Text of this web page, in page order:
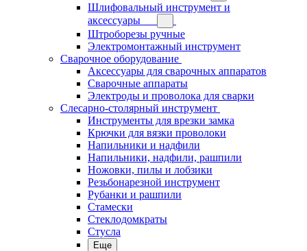
Шлифовальный инструмент и
аксессуары
Штроборезы ручные
Электромонтажный инструмент
Сварочное оборудование
Аксессуары для сварочных аппаратов
Сварочные аппараты
Электроды и проволока для сварки
Слесарно-столярный инструмент
Инструменты для врезки замка
Крючки для вязки проволоки
Напильники и надфили
Напильники, надфили, рашпили
Ножовки, пилы и лобзики
Резьбонарезной инструмент
Рубанки и рашпили
Стамески
Стеклодомкраты
Стусла
Еще